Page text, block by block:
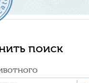
поиск